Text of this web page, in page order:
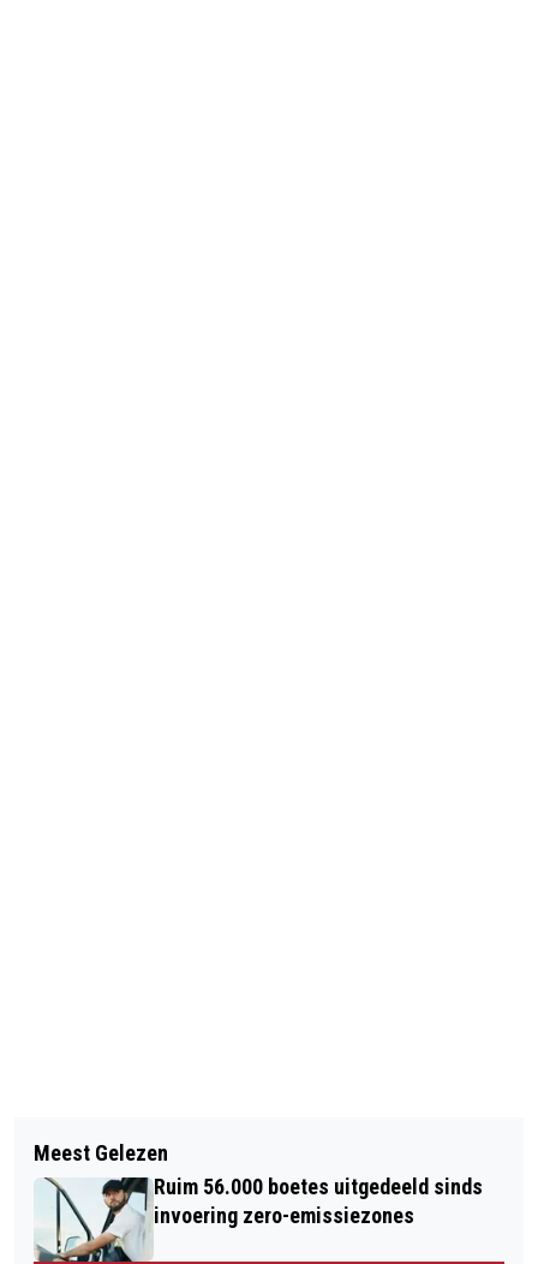
'CHINESE REGERING WIL ROKEN GAAN
ONTMOEDIGEN'
AGENT FERGUSON NIET VERVOLGD
VOOR DODEN TIENER
Meest Gelezen
Ruim 56.000 boetes uitgedeeld sinds
invoering zero-emissiezones